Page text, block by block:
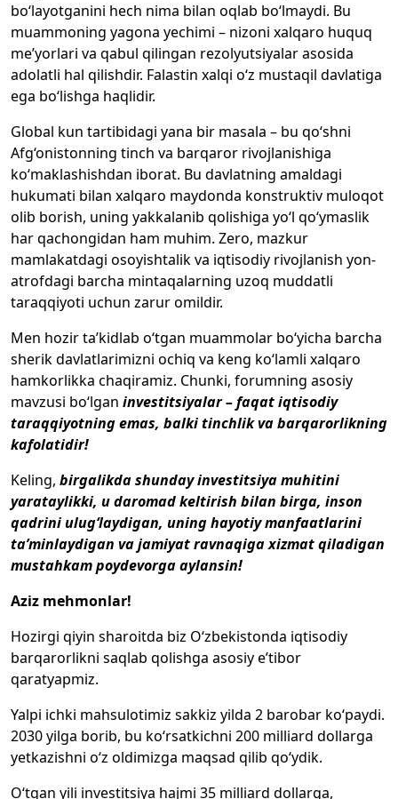
bo‘layotganini hech nima bilan oqlab bo‘lmaydi. Bu
muammoning yagona yechimi – nizoni xalqaro huquq
me’yorlari va qabul qilingan rezolyutsiyalar asosida
adolatli hal qilishdir. Falastin xalqi o‘z mustaqil davlatiga
ega bo‘lishga haqlidir.
Global kun tartibidagi yana bir masala – bu qo‘shni
Afg‘onistonning tinch va barqaror rivojlanishiga
ko‘maklashishdan iborat. Bu davlatning amaldagi
hukumati bilan xalqaro maydonda konstruktiv muloqot
olib borish, uning yakkalanib qolishiga yo‘l qo‘ymaslik
har qachongidan ham muhim. Zero, mazkur
mamlakatdagi osoyishtalik va iqtisodiy rivojlanish yon-
atrofdagi barcha mintaqalarning uzoq muddatli
taraqqiyoti uchun zarur omildir.
Men hozir ta’kidlab o‘tgan muammolar bo‘yicha barcha
sherik davlatlarimizni ochiq va keng ko‘lamli xalqaro
hamkorlikka chaqiramiz. Chunki, forumning asosiy
mavzusi bo‘lgan investitsiyalar – faqat iqtisodiy
taraqqiyotning emas, balki tinchlik va barqarorlikning
kafolatidir!
Keling, birgalikda shunday investitsiya muhitini
yarataylikki, u daromad keltirish bilan birga, inson
qadrini ulug‘laydigan, uning hayotiy manfaatlarini
ta’minlaydigan va jamiyat ravnaqiga xizmat qiladigan
mustahkam poydevorga aylansin!
Aziz mehmonlar!
Hozirgi qiyin sharoitda biz O‘zbekistonda iqtisodiy
barqarorlikni saqlab qolishga asosiy e’tibor
qaratyapmiz.
Yalpi ichki mahsulotimiz sakkiz yilda 2 barobar ko‘paydi.
2030 yilga borib, bu ko‘rsatkichni 200 milliard dollarga
yetkazishni o‘z oldimizga maqsad qilib qo‘ydik.
O‘tgan yili investitsiya hajmi 35 milliard dollarga,